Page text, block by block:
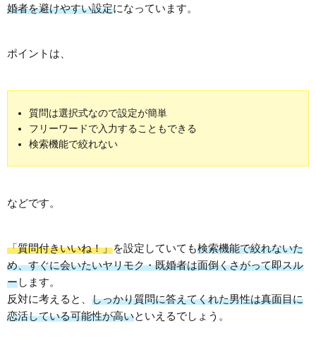
婚者を避けやすい設定になっています。
ポイントは、
質問は選択式なので設定が簡単
フリーワードで入力することもできる
検索機能で絞れない
などです。
「質問付きいいね！」を設定していても検索機能で絞れないた
め、すぐに会いたいヤリモク・既婚者は面倒くさがって即スル
ーします。
反対に考えると、 しっかり質問に答えてくれた男性は真面目に
恋活している可能性が高いといえるでしょう。